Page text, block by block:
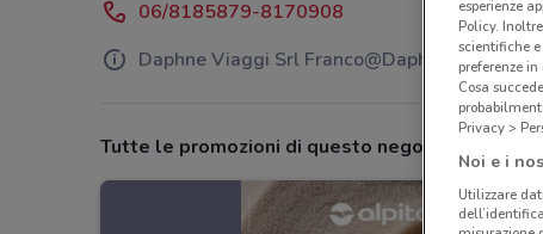
06/8185879-8170908
Daphne Viaggi Srl Franco@Daphneviaggi.It
Tutte le promozioni di questo negozio
esperienze
Policy.
scientifiche
preferenze
Cosa
Privacy >
Noi e i
Utilizzare